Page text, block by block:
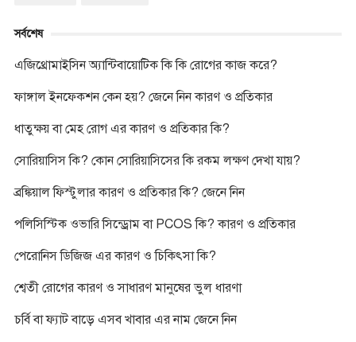
সর্বশেষ
এজিথ্রোমাইসিন অ্যান্টিবায়োটিক কি কি রোগের কাজ করে?
ফাঙ্গাল ইনফেকশন কেন হয়? জেনে নিন কারণ ও প্রতিকার
ধাতুক্ষয় বা মেহ রোগ এর কারণ ও প্রতিকার কি?
সোরিয়াসিস কি? কোন সোরিয়াসিসের কি রকম লক্ষণ দেখা যায়?
ব্রঙ্কিয়াল ফিস্টুলার কারণ ও প্রতিকার কি? জেনে নিন
পলিসিস্টিক ওভারি সিন্ড্রোম বা PCOS কি? কারণ ও প্রতিকার
পেরোনিস ডিজিজ এর কারণ ও চিকিৎসা কি?
শ্বেতী রোগের কারণ ও সাধারণ মানুষের ভুল ধারণা
চর্বি বা ফ্যাট বাড়ে এসব খাবার এর নাম জেনে নিন